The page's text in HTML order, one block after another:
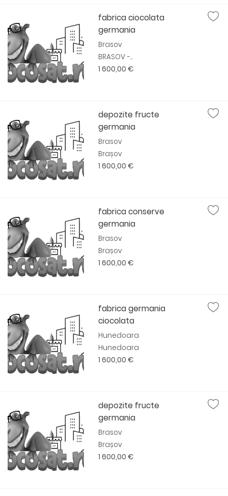
fabrica ciocolata
germania
Brasov
BRASOV -...
1 600,00 €
depozite fructe
germania
Brasov
Brașov
1 600,00 €
fabrica conserve
germania
Brasov
Brașov
1 600,00 €
fabrica germania
ciocolata
Hunedoara
Hunedoara
1 600,00 €
depozite fructe
germania
Brasov
Brașov
1 600,00 €